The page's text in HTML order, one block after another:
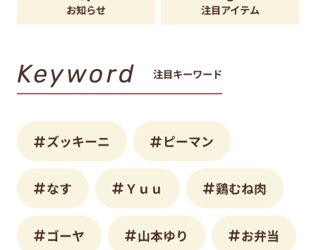
Keyword 注目キーワード
ズッキーニ ピーマン
なす Ｙｕｕ 鶏むね肉
ゴーヤ 山本ゆり お弁当
夏休み とうもろこし